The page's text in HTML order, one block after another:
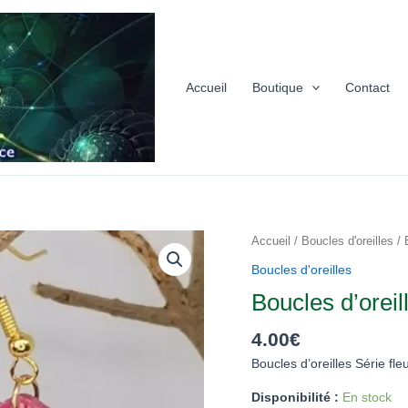
Accueil Boutique Contact
Accueil / Boucles d'oreilles /
Boucles d'oreilles
Boucles
4.00€
Boucles d’oreilles Série
Disponibilité : En stock
quantité
d'oreilles
fleurie
2024